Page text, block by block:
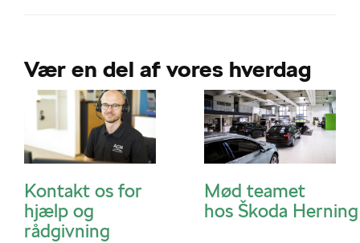
Vær en del af vores hverdag
Kontakt os for
hjælp og
rådgivning
Mød teamet
hos Škoda Herning